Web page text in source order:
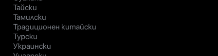
Тайски
Тамилски
Традиционен китайски
Турски
Украински